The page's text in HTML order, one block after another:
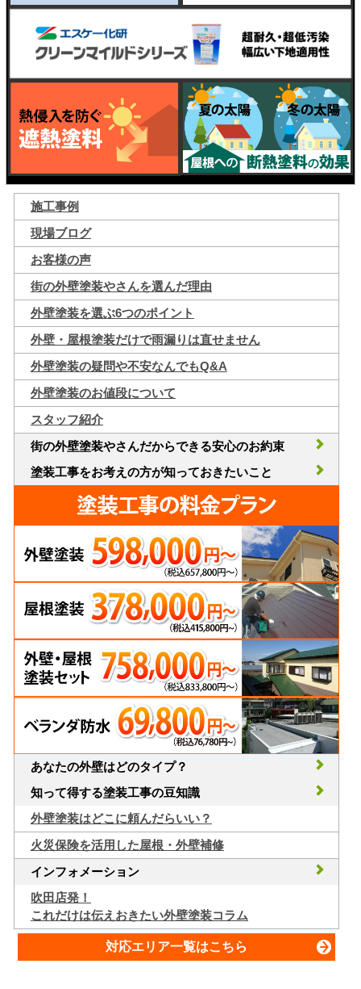
施工事例
現場ブログ
お客様の声
街の外壁塗装やさんを選んだ理由
外壁塗装を選ぶ6つのポイント
外壁・屋根塗装だけで雨漏りは直せません
外壁塗装の疑問や不安なんでもQ&A
外壁塗装のお値段について
スタッフ紹介
街の外壁塗装やさんだからできる安心のお約束
塗装工事をお考えの方が知っておきたいこと
あなたの外壁はどのタイプ？
知って得する塗装工事の豆知識
外壁塗装はどこに頼んだらいい？
火災保険を活用した屋根・外壁補修
インフォメーション
吹田店発！
これだけは伝えおきたい外壁塗装コラム
対応エリア一覧はこちら